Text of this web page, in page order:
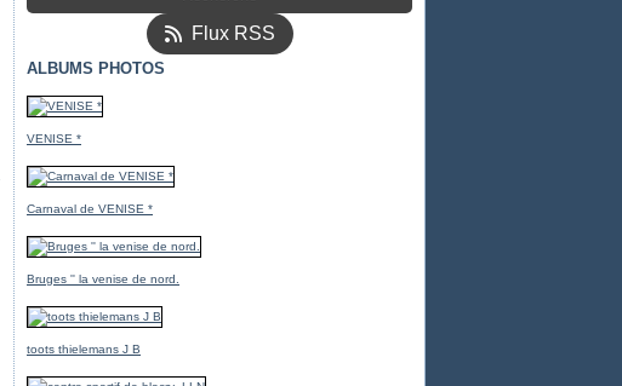
Flux RSS
ALBUMS PHOTOS
VENISE *
Carnaval de VENISE *
Bruges '' la venise de nord.
toots thielemans J B